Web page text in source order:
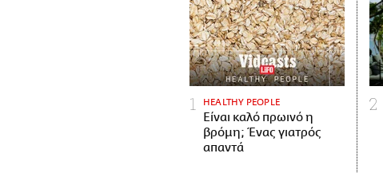
HEALTHY PEOPLE
Είναι καλό πρωινό η
βρόμη; Ένας γιατρός
απαντά